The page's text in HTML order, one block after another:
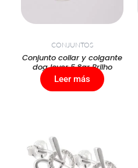
CONJUNTOS
Conjunto collar y colgante
dog lover 5,8gr Brilho
Leer más